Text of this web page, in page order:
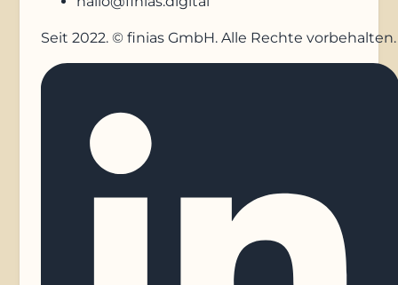
Seit 2022. © finias GmbH. Alle Rechte vorbehalten.